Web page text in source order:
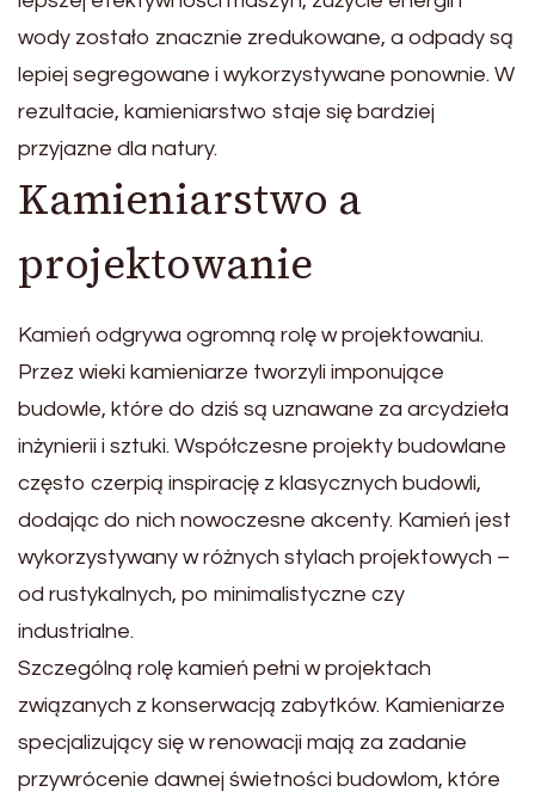
wody zostało znacznie zredukowane, a odpady są
lepiej segregowane i wykorzystywane ponownie. W
rezultacie, kamieniarstwo staje się bardziej
przyjazne dla natury.
Kamieniarstwo a
projektowanie
Kamień odgrywa ogromną rolę w projektowaniu.
Przez wieki kamieniarze tworzyli imponujące
budowle, które do dziś są uznawane za arcydzieła
inżynierii i sztuki. Współczesne projekty budowlane
często czerpią inspirację z klasycznych budowli,
dodając do nich nowoczesne akcenty. Kamień jest
wykorzystywany w różnych stylach projektowych –
od rustykalnych, po minimalistyczne czy
industrialne.
Szczególną rolę kamień pełni w projektach
związanych z konserwacją zabytków. Kamieniarze
specjalizujący się w renowacji mają za zadanie
przywrócenie dawnej świetności budowlom, które